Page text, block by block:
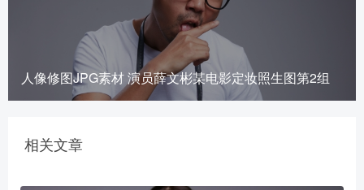
人像修图JPG素材 演员薛文彬某电影定妆照生图第2组
相关文章